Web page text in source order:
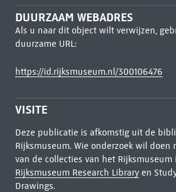
DUURZAAM WEBADRES
Als u naar dit object wilt verwijzen,
duurzame URL:
https://id.rijksmuseum.nl/300106476
VISITE
Deze publicatie is afkomstig uit de
Rijksmuseum. Wie onderzoek wil doen
van de collecties van het
Rijksmuseum Research Libraryen
Drawings.